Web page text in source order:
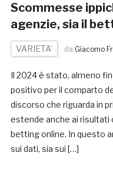
Scommesse
agenzie, sia il
VARIETA' da Giacomo
Il 2024 è stato, almeno
positivo per il comparto
discorso che riguarda in
estende anche ai
betting online. In questo
sui dati, sia sui […]